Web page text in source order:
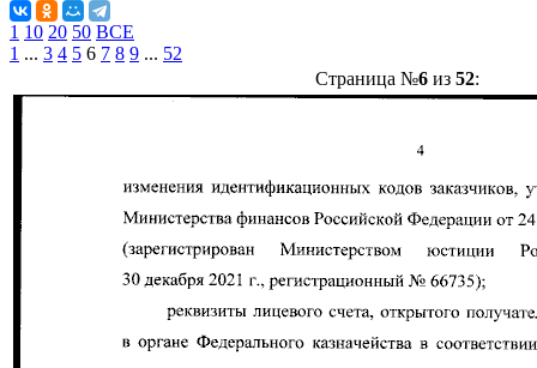
1 10 20 50 ВСЕ
1 ... 3 4 5 6 7 8 9 ... 52
Страница №6из 52: